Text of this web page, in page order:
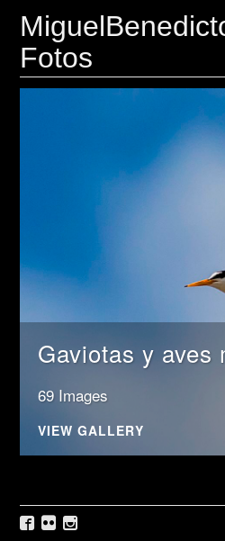
Fotos
Gaviotas y aves
69 Images
VIEW GALLERY